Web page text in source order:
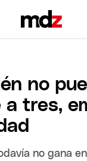
no
a tres,
no gana